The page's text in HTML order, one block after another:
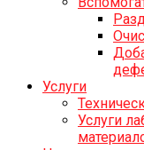
Услуги
Услуги